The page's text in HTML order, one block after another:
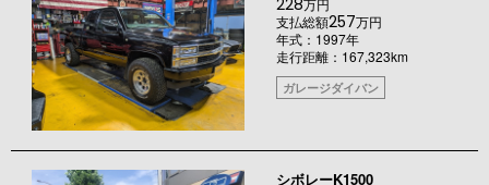
支払総額257万円
年式：1997年
走行距離：167,323km
ガレージダイバン
シボレーK1500